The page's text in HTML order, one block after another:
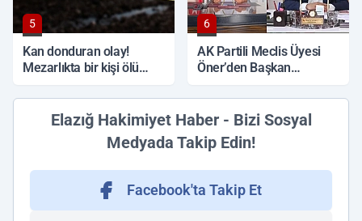
5
Kan donduran olay!
Mezarlıkta bir kişi ölü
6
AK Partili Meclis Üyesi
Öner’den Başkan
borç hem de faiz var'
Elazığ Hakimiyet Haber - Bizi Sosyal
Medyada Takip Edin!
Facebook'ta Takip Et